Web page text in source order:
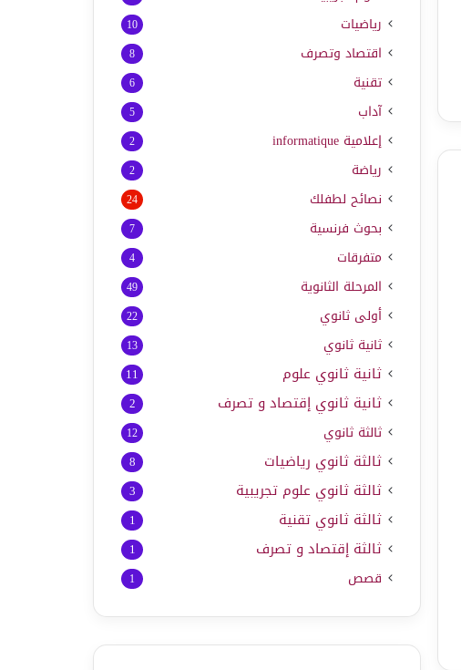
رياضيات 10
اقتصاد وتصرف 8
تقنية 6
آداب 5
إعلامية informatique
2
رياضة 2
نصائح لطفلك 24
بحوث فرنسية 7
متفرقات 4
المرحلة الثانوية 49
أولى ثانوي 22
ثانية ثانوي 13
ثانية ثانوي علوم 11
ثانية ثانوي إقتصاد و تصرف 2
ثالثة ثانوي 12
ثالثة ثانوي رياضيات 8
ثالثة ثانوي علوم تجريبية 3
ثالثة ثانوي تقنية 1
ثالثة إقتصاد و تصرف 1
قصص 1